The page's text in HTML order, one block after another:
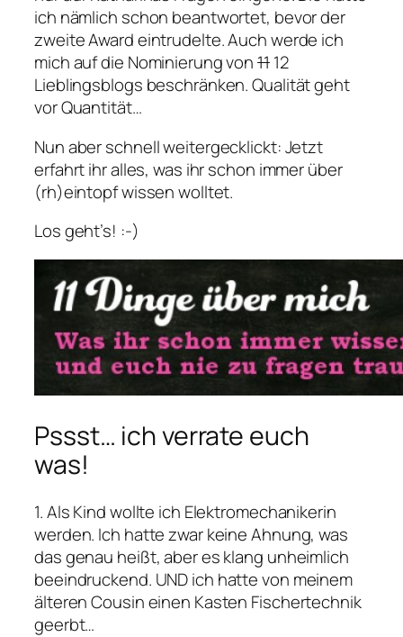
ich nämlich schon beantwortet, bevor der
zweite Award eintrudelte. Auch werde ich
mich auf die Nominierung von1112
Lieblingsblogs beschränken. Qualität geht
vor Quantität…
Nun aber schnell weitergecklickt: Jetzt
erfahrt ihr alles, was ihr schon immer über
(rh)eintopf wissen wolltet.
Los geht’s! :-)
Pssst… ich verrate euch
was!
1. Als Kind wollte ich Elektromechanikerin
werden. Ich hatte zwar keine Ahnung, was
das genau heißt, aber es klang unheimlich
beeindruckend. UND ich hatte von meinem
älteren Cousin einen Kasten Fischertechnik
geerbt…